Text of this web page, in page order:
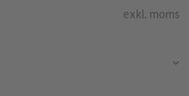
exkl. moms